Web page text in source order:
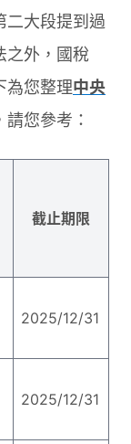
二大段提到過
之外，國稅
為您整理中央
請您參考：
截止期限
2025/12/31
2025/12/31